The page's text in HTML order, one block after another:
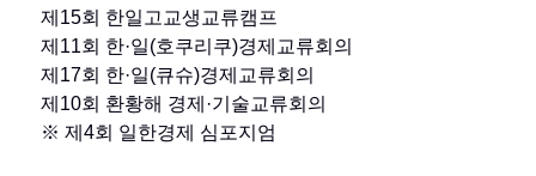
제15회 한일고교생교류캠프
제11회 한·일(호쿠리쿠)경제교류회의
제17회 한·일(큐슈)경제교류회의
제10회 환황해 경제·기술교류회의
※ 제4회 일한경제 심포지엄